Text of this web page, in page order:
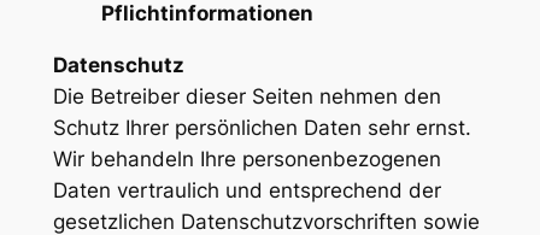
Pflichtinformationen
Datenschutz
Die Betreiber dieser Seiten nehmen den
Schutz Ihrer persönlichen Daten sehr ernst.
Wir behandeln Ihre personenbezogenen
Daten vertraulich und entsprechend der
gesetzlichen Datenschutzvorschriften sowie